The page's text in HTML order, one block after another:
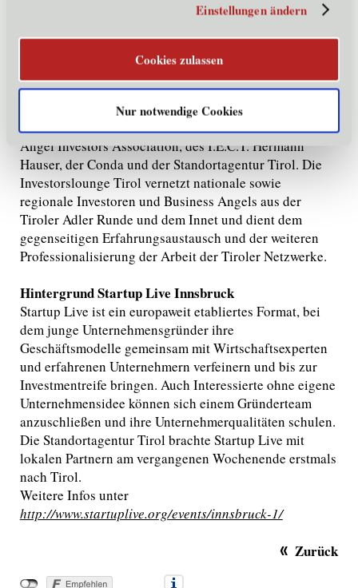
Einstellungen ändern
Cookies zulassen
Nur notwendige Cookies
Standortagentur Tirol Initiativen wie die
Investorslounge Tirol und Startup Live Innsbruck“,
Harald Gohm, Geschäftsführer der
Hintergrund Investorslounge Tirol:
Die Investorslounge Tirol ist eine Initiative der Austrian
Angel Investors Association, des I.E.C.T. Hermann
Hauser, der Conda und der Standortagentur Tirol. Die
Investorslounge Tirol vernetzt nationale sowie
regionale Investoren und Business Angels aus der
Tiroler Adler Runde und dem Innet und dient dem
gegenseitigen Erfahrungsaustausch und der weiteren
Professionalisierung der Arbeit der Tiroler Netzwerke.
Hintergrund Startup Live Innsbruck
Startup Live ist ein europaweit etabliertes Format, bei
dem junge Unternehmensgründer ihre
Geschäftsmodelle gemeinsam mit Wirtschaftsexperten
und erfahrenen Unternehmern verfeinern und bis zur
Investmentreife bringen. Auch Interessierte ohne eigene
Unternehmensidee können sich einem Gründerteam
anzuschließen und ihre Unternehmerqualitäten schulen.
Die Standortagentur Tirol brachte Startup Live mit
lokalen Partnern am vergangenen Wochenende erstmals
nach Tirol.
Weitere Infos unter
http://www.startuplive.org/events/innsbruck-1/
Zurück